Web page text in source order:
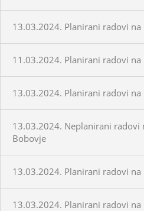
13.03.2024. Planirani radovi
11.03.2024. Planirani radovi
13.03.2024. Planirani radovi
13.03.2024. Neplanirani radovi
Bobovje
13.03.2024. Planirani radovi
13.03.2024. Planirani radovi